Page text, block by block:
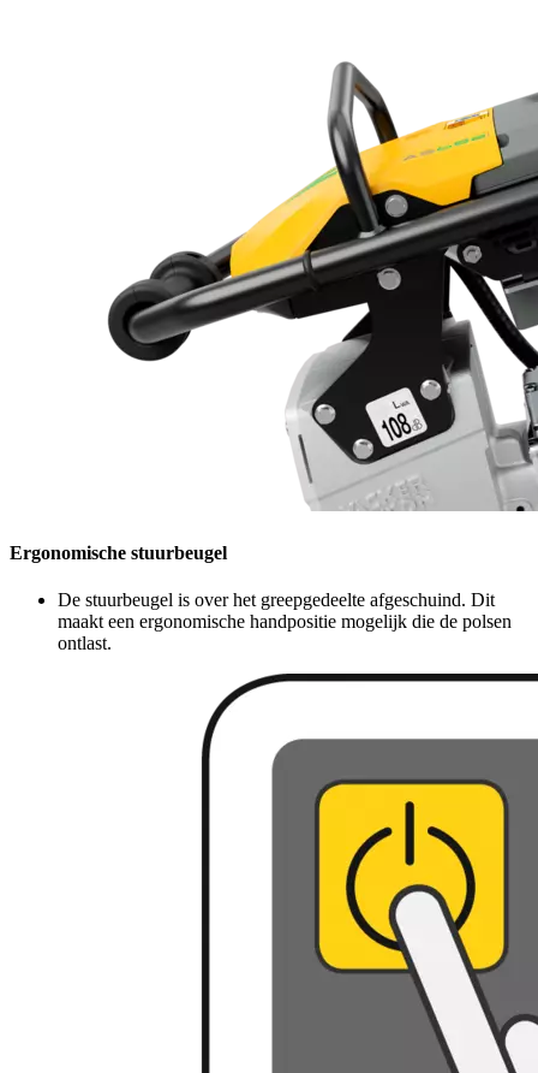
Ergonomische stuurbeugel
De stuurbeugel is over het greepgedeelte afgeschuind. Dit
maakt een ergonomische handpositie mogelijk die de polsen
ontlast.